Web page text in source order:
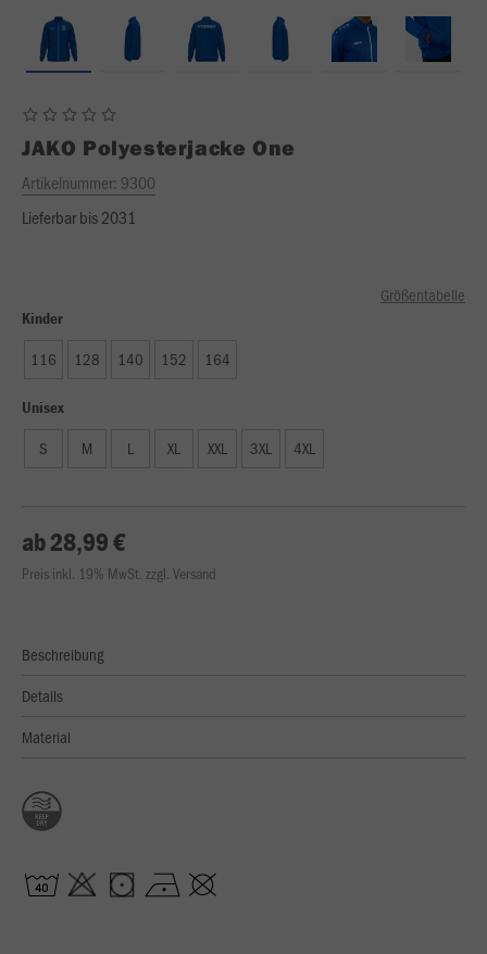
JAKO Polyesterjacke One
Artikelnummer: 9300
Lieferbar bis 2031
Größentabelle
Kinder
116 128 140 152 164
Unisex
S M L XL XXL 3XL 4XL
ab 28,99 €
Preis inkl. 19% MwSt. zzgl. Versand
Beschreibung
Details
Material